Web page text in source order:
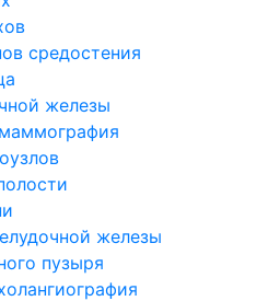
средостения
железы
железы
пузыря